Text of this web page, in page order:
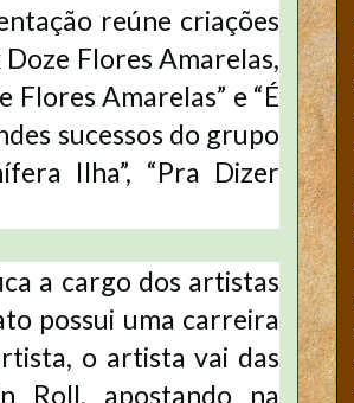
reúne criações
Flores Amarelas,
Flores Amarelas” e “É
sucessos do grupo
Ilha”, “Pra Dizer
a cargo dos artistas
possui uma carreira
o artista vai das
Roll, apostando na